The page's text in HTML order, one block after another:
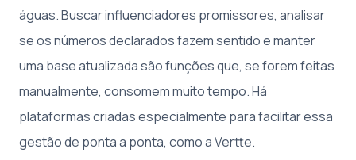
águas. Buscar influenciadores promissores, analisar
se os números declarados fazem sentido e manter
uma base atualizada são funções que, se forem feitas
manualmente, consomem muito tempo. Há
plataformas criadas especialmente para facilitar essa
gestão de ponta a ponta, como a Vertte.